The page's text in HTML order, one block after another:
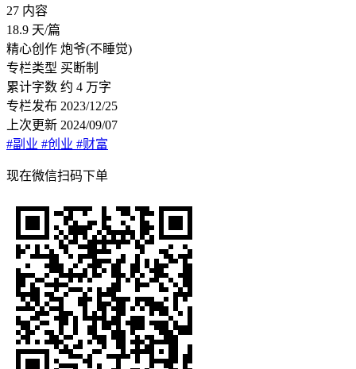
27 内容
18.9 天/篇
精心创作 炮爷(不睡觉)
专栏类型 买断制
累计字数 约 4 万字
专栏发布 2023/12/25
上次更新 2024/09/07
#副业 #创业 #财富
现在微信扫码下单